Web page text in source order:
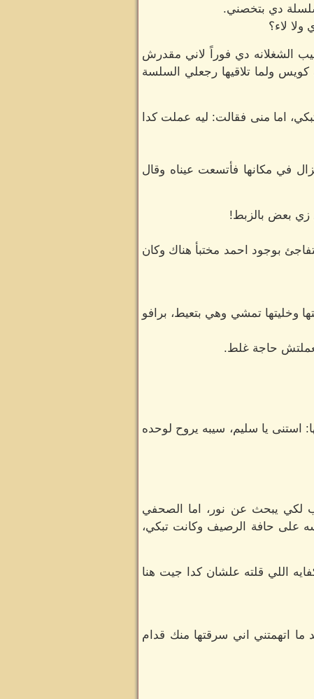
دي بتخصني.
لاء؟
الشغلانه دي فوراً لاني مقدرش
ولما تلاقيها رجعلي السلسة
اما منى فقالت: ليه عملت كدا
في مكانها فأتسعت عيناه وقال
زي بعض بالزبط!
بوجود احمد مختبأ هناك وكان
وخليتها تمشي وهي بتعيط، برافو
حاجة غلط.
استنى يا سليم، سيبه يروح لوحده
لكي يبحث عن نور، اما الصحفي
15 دقيقة من البحث وجدها جالسه على حافة الرصيف وكانت تبكي،
اللي قلته علشان كدا جيت هنا
اتهمتني اني سرقتها منك قدام